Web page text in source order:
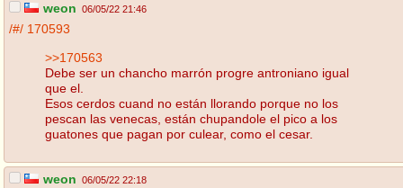
weon 06/05/22 21:46
/#/ 170593
>>170563
Debe ser un chancho marrón progre antroniano igual
que el.
Esos cerdos cuand no están llorando porque no los
pescan las venecas, están chupandole el pico a los
guatones que pagan por culear, como el cesar.
weon 06/05/22 22:18